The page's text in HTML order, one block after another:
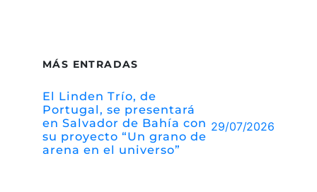
MÁS ENTRADAS
El Linden Trío, de
Portugal, se presentará
en Salvador de Bahía con
su proyecto “Un grano de
arena en el universo”
29/07/2026